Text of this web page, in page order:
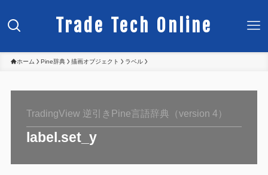
Trade Tech Online
ホーム Pine辞典 描画オブジェクト ラベル
TradingView 逆引きPine言語辞典（version 4）
label.set_y